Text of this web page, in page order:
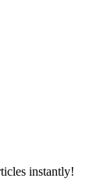
instantly!